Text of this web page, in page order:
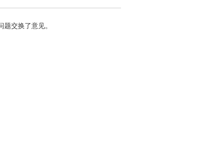
交换了意见。